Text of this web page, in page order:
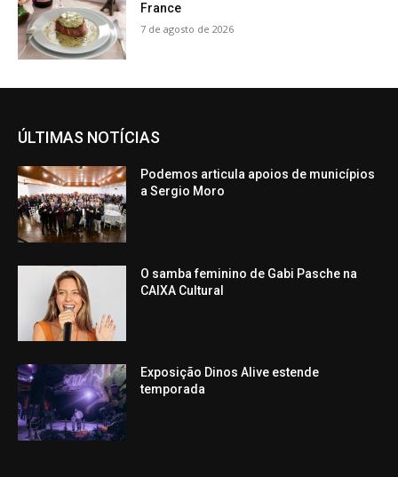
France
7 de agosto de 2026
ÚLTIMAS NOTÍCIAS
Podemos articula apoios de municípios
a Sergio Moro
O samba feminino de Gabi Pasche na
CAIXA Cultural
Exposição Dinos Alive estende
temporada